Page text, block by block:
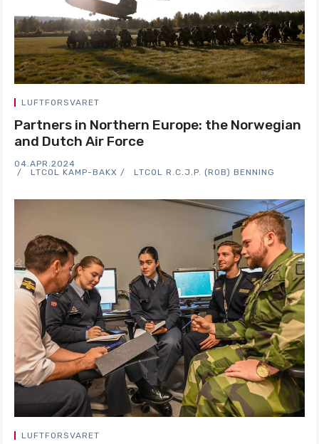
LUFTFORSVARET
Partners in Northern Europe: the Norwegian
and Dutch Air Force
04.APR.2024
LTCOL KAMP-BAKX
LTCOL R.C.J.P. (ROB) BENNING
LUFTFORSVARET